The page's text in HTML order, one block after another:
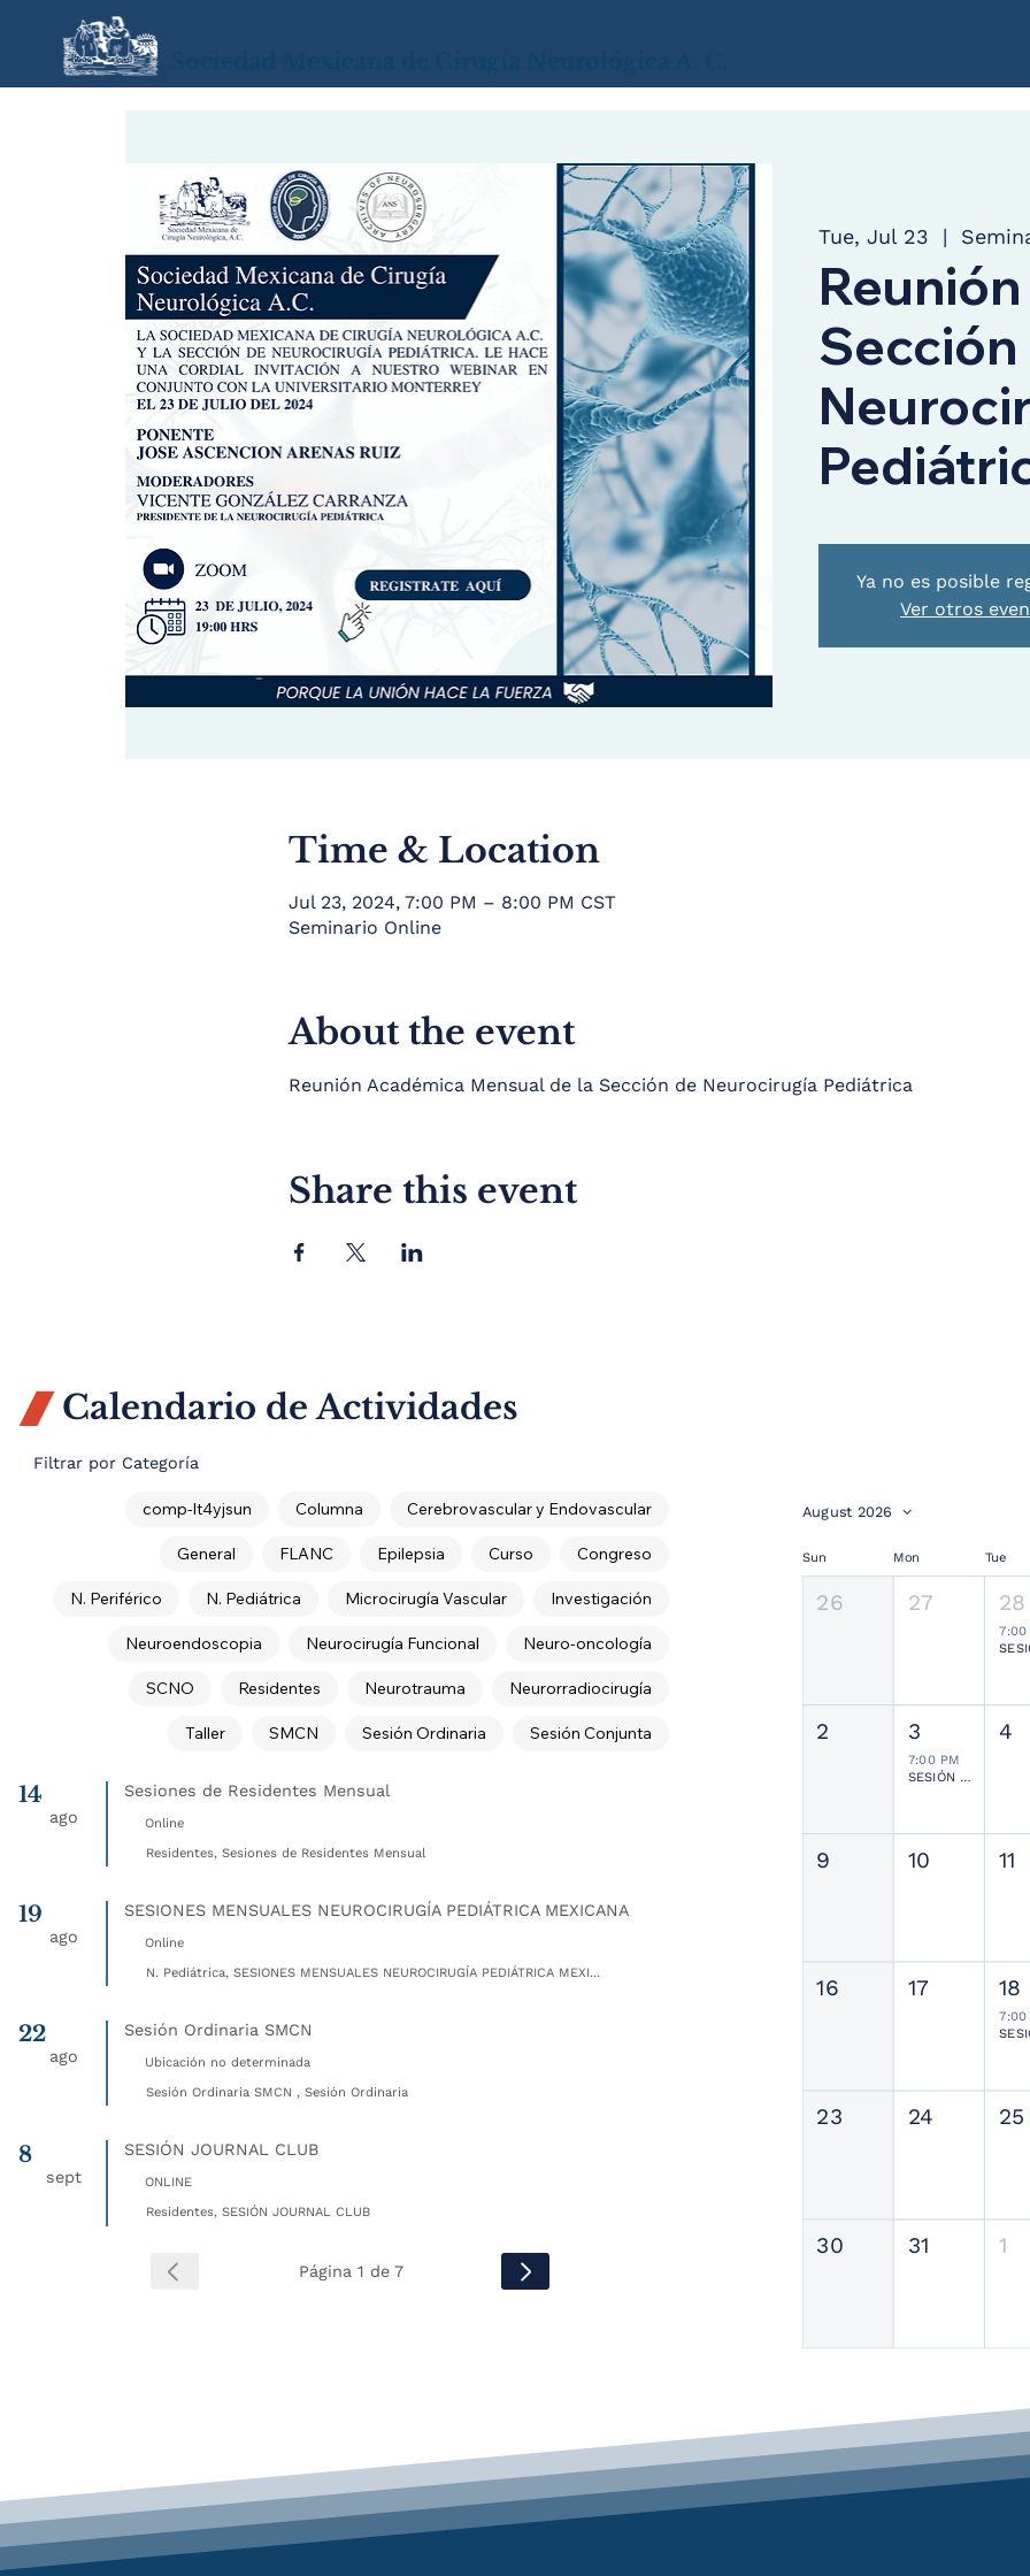
August 2026
Sun Mon Tue
26 27 28
7:00
2 3
7:00 PM
SESIÓN JOURNAL CLUB
4
9 10 11
16 17 18
7:00
23 24 25
30 31 1
Filtrar por Categoría
Cerebrovascular y Endovascular
Columna
comp-lt4yjsun
Congreso
Curso
Epilepsia
FLANC
General
Investigación
Microcirugía Vascular
N. Pediátrica
N. Periférico
Neuro-oncología
Neurocirugía Funcional
Neuroendoscopia
Neurorradiocirugía
Neurotrauma
Residentes
SCNO
Sesión Conjunta
Sesión Ordinaria
SMCN
Taller
14
ago
Sesiones de Residentes Mensual
Online
Residentes, Sesiones de Residentes Mensual
19
ago
SESIONES MENSUALES NEUROCIRUGÍA PEDIÁTRICA MEXICANA
Online
N. Pediátrica, SESIONES MENSUALES NEUROCIRUGÍA PEDIÁTRICA MEXI...
22
ago
Sesión Ordinaria SMCN
Ubicación no determinada
Sesión Ordinaria SMCN , Sesión Ordinaria
8
sept
SESIÓN JOURNAL CLUB
ONLINE
Residentes, SESIÓN JOURNAL CLUB
Página 1 de 7
 Calendario de Actividades
Tue, Jul 23
  |
Sección
Ya no es posible
Ver otros
Time & Location
Jul 23, 2024, 7:00 PM – 8:00 PM CST
Seminario Online
About the event
Reunión Académica Mensual de la Sección de Neurocirugía Pediátrica
Share this event